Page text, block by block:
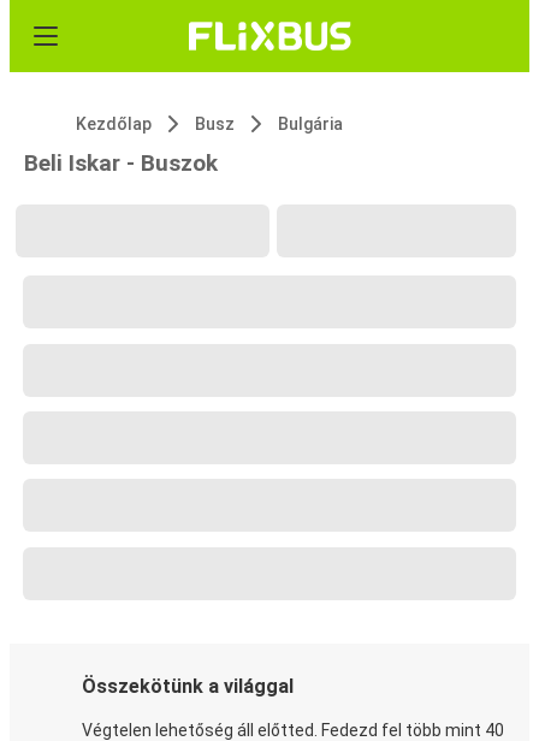
Kezdőlap Busz Bulgária
Beli Iskar - Buszok
Összekötünk a világgal
Végtelen lehetőség áll előtted. Fedezd fel több mint 40